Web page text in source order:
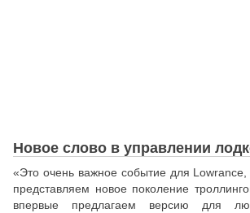
Новое слово в управлении
«Это очень важное событие для
представляем новое поколение
впервые предлагаем версию для